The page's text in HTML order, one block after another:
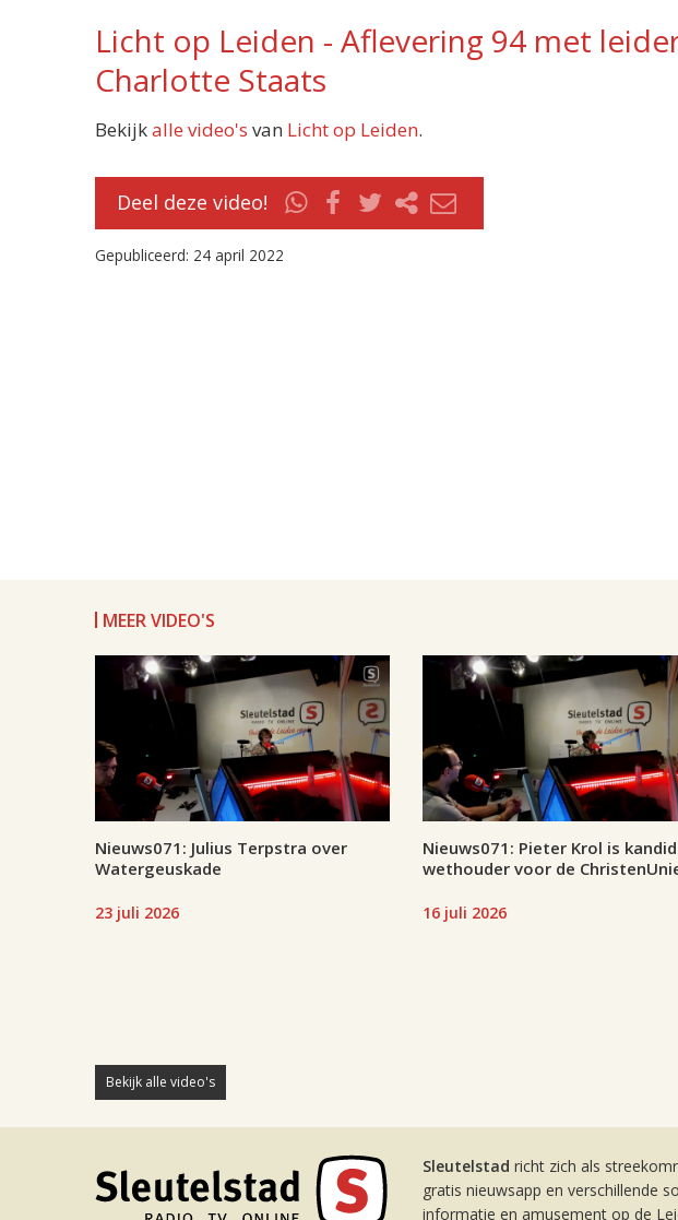
Licht op Leiden - Aflevering 94 met
Charlotte Staats
Bekijkalle video's van Licht op Leiden.
Deel deze video!
Gepubliceerd: 24 april 2022
MEER VIDEO'S
Nieuws071: Julius Terpstra over
Watergeuskade
23 juli 2026
Nieuws071: Pieter Krol is
wethouder voor de
16 juli 2026
Bekijk alle video's
Sleutelstad richt zich als
gratis nieuwsapp en verschillende
informatie en amusement op de